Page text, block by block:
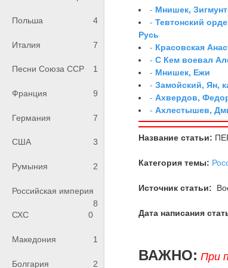
Польша 4
Италия 7
Песни Союза ССР 1
Франция 9
Германия 7
США 3
Румыния 2
Российская империя
8
СХС
0
Македония 1
Болгария 2
- Мнишек, Зигмунт
-Тевтонский
Русь
- Красовская
-С Кем воевал
- Мнишек, Ежи
-Замойский, Ян,
-Ахвердов,
-Ахлестышев,
Название статьи:
Категория темы:
Источник статьи:
Дата написания
ВАЖНО: При